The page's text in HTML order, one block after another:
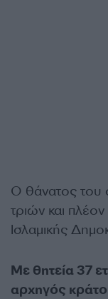
Ο θάνατος του
τριών και
Ισλαμικής
Με θητεία 37
αρχηγός